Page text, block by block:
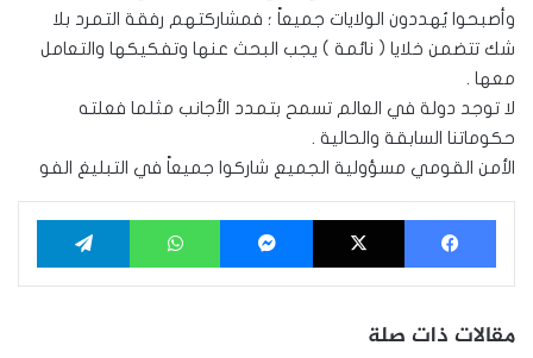
وأصبحوا يُهددون الولايات جميعاً ؛ فمشاركتهم رفقة التمرد بلا
شك تتضمن خلايا ( نائمة ) يجب البحث عنها وتفكيكها والتعامل
معها .
لا توجد دولة في العالم تسمح بتمدد الأجانب مثلما فعلته
حكوماتنا السابقة والحالية .
الأمن القومي مسؤولية الجميع شاركوا جميعاً في التبليغ الفو
فيسبوك ‫X ماسنجر واتساب
مقالات ذات صلة